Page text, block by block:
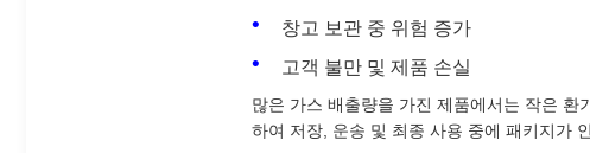
창고 보관 중 위험 증가
고객 불만 및 제품 손실
많은 가스 배출량을 가진 제품에서는 작은 환
하여 저장, 운송 및 최종 사용 중에 패키지가